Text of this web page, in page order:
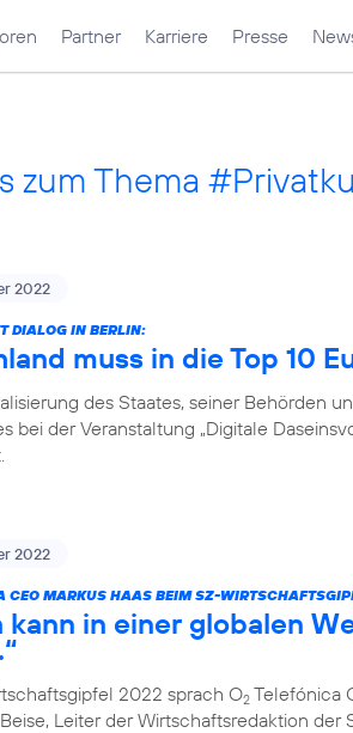
Partner Karriere Presse
zum Thema
2022
DIALOG IN BERLIN:
muss in die Top 10
des Staates, seiner Behörden
bei der Veranstaltung „Digitale
2022
CEO MARKUS HAAS BEIM SZ-
kann in einer globalen
2022 sprach O2 Telefónica
Leiter der Wirtschaftsredaktion